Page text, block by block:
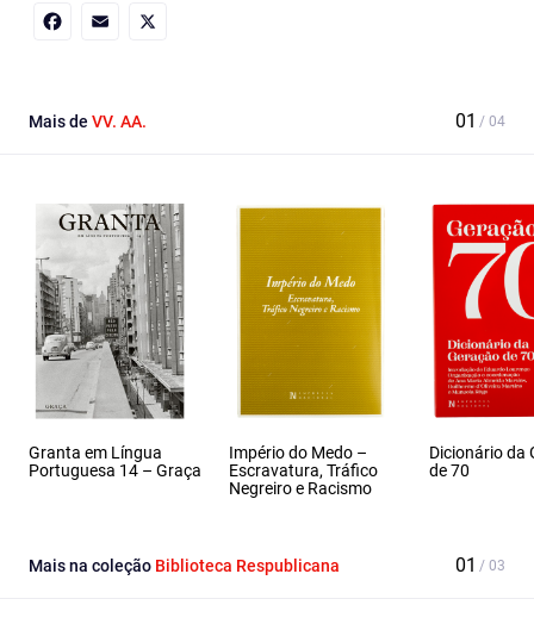
Mais de VV. AA.
Granta em Língua
Portuguesa 14 – Graça
Império do Medo –
Escravatura, Tráfico
Negreiro e Racismo
Dicionário da
de 70
Mais na coleção Biblioteca Respublicana